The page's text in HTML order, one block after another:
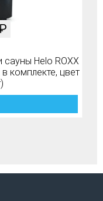
сауны Helo ROXX
в комплекте, цвет